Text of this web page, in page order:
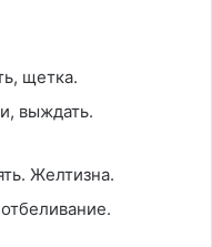
щетка.
выждать.
Желтизна.